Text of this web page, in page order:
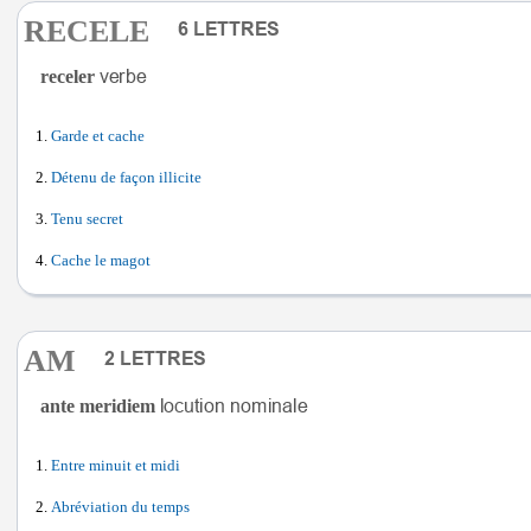
RECELE
receler
Garde et cache
Détenu de façon illicite
Tenu secret
Cache le magot
AM
ante meridiem
Entre minuit et midi
Abréviation du temps